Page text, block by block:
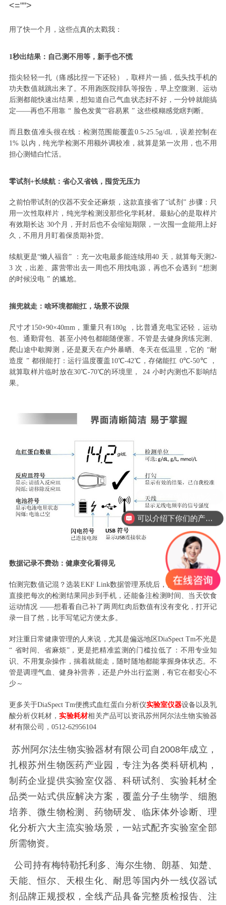
<="">
用了快一个月，这些点真的太戳我：
1秒出结果：自己测不用等，新手也不慌
指尖轻轻一扎（痛感比捏一下还轻），取样片一插，低头找手机的
功夫数值就跳出来了。不用跑医院排队等报告，早上空腹测、运动
后测都能快速出结果，想知道自己气血状态好不好，一分钟就能搞
定——再也不用靠 “ 脸色发黄”“容易累 ” 这些模糊感觉瞎判断。
而且数值准头很在线：检测范围能覆盖0.5-25.5g/dL ，误差控制在
1% 以内，纯光学检测不用额外调校准，就算是第一次用，也不用
担心测错白忙活。
零试剂 +长续航：省心又省钱，囤货无压力
之前怕带试剂的仪器不安全还麻烦，这款直接省了“试剂 ” 步骤：只
用一次性取样片，纯光学检测没那些化学耗材。最贴心的是取样片
有效期长达 30个月，开封后也不会缩短期限，一次囤一盒能用上好
久，不用月月盯着保质期补货。
续航更是“懒人福音” ：充一次电最多能连续用40 天，就算每天测2-
3 次，出差、露营带出去一周也不用找电源，再也不会遇到 “想测
的时候没电 ” 的尴尬。
揣兜就走：啥环境都能扛，场景不设限
尺寸才150×90×40mm ，重量只有180g
，比普通充电宝还轻，运动
包、通勤背包、甚至小挎包都能随便塞。不管是去健身房练完测、
爬山途中歇脚测，还是夏天在户外暴晒、冬天在低温里，它的 “耐
造度 ” 都很能打：运行温度覆盖 10℃-42℃ ，存储能扛 0℃-50℃
，
就算取样片临时放在30℃-70℃的环境里， 24 小时内测也不影响结
果。
数据记录不费劲：健康变化看得见
怕测完数值记混？选装EKF Link数据管理系统后，仪器能通过蓝牙
直接把每次的检测结果同步到手机，还能备注检测时间、当天饮食
运动情况 ——想看看自己补了两周红肉后数值有没有变化，打开记
录一目了然，比手写笔记方便太多。
对注重日常健康管理的人来说， 尤其是偏远地区DiaSpect Tm不光是
“ 省时间、省麻烦”，更是把精准监测的门槛拉低了：不用专业知
识、不用复杂操作，揣着就能走，随时随地都能掌握身体状态。不
管是调理气血、健身补营养，还是户外出行监测，有它在都安心不
少～
更多关于DiaSpect Tm便携式血红蛋白分析仪实验室仪器设备以及乳
酸分析仪耗材，实验耗材相关产品可以资讯苏州阿尔法生物实验器
材有限公司，0512-62956104
苏州阿尔法生物实验器材有限公司自2008年成立，
扎根苏州生物医药产业园，专注为各类科研机构，
制药企业提供实验室仪器、科研试剂、实验耗材全
品类一站式供应解决方案，覆盖分子生物学、细胞
培养、微生物检测、药物研发、临床体外诊断、理
化分析六大主流实验场景，一站式配齐实验室全部
所需物资。
公司持有梅特勒托利多、海尔生物、朗基、知楚、
天能、恒尔、天根生化、耐思等国内外一线仪器试
剂品牌正规授权，全线产品具备完整质检报告、注
可以介绍下你们的产品么？